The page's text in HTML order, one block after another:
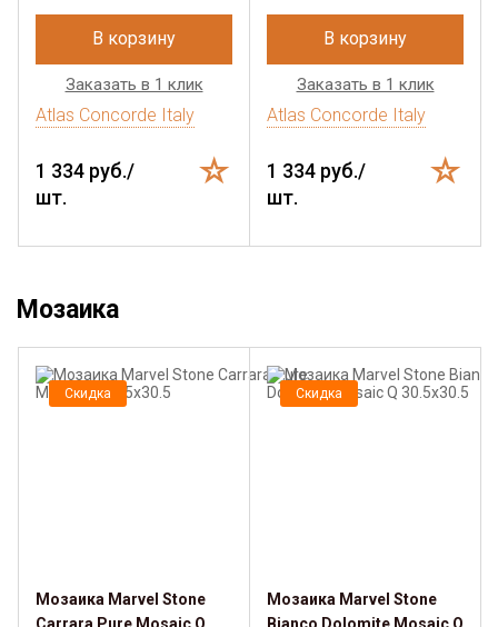
В корзину
Заказать в 1 клик
Atlas Concorde Italy
1 334 руб./
шт.
В корзину
Заказать в 1 клик
Atlas Concorde Italy
1 334 руб./
шт.
Мозаика
Скидка
Мозаика Marvel Stone
Carrara Pure Mosaic Q
Скидка
Мозаика Marvel Stone
Bianco Dolomite Mosaic Q